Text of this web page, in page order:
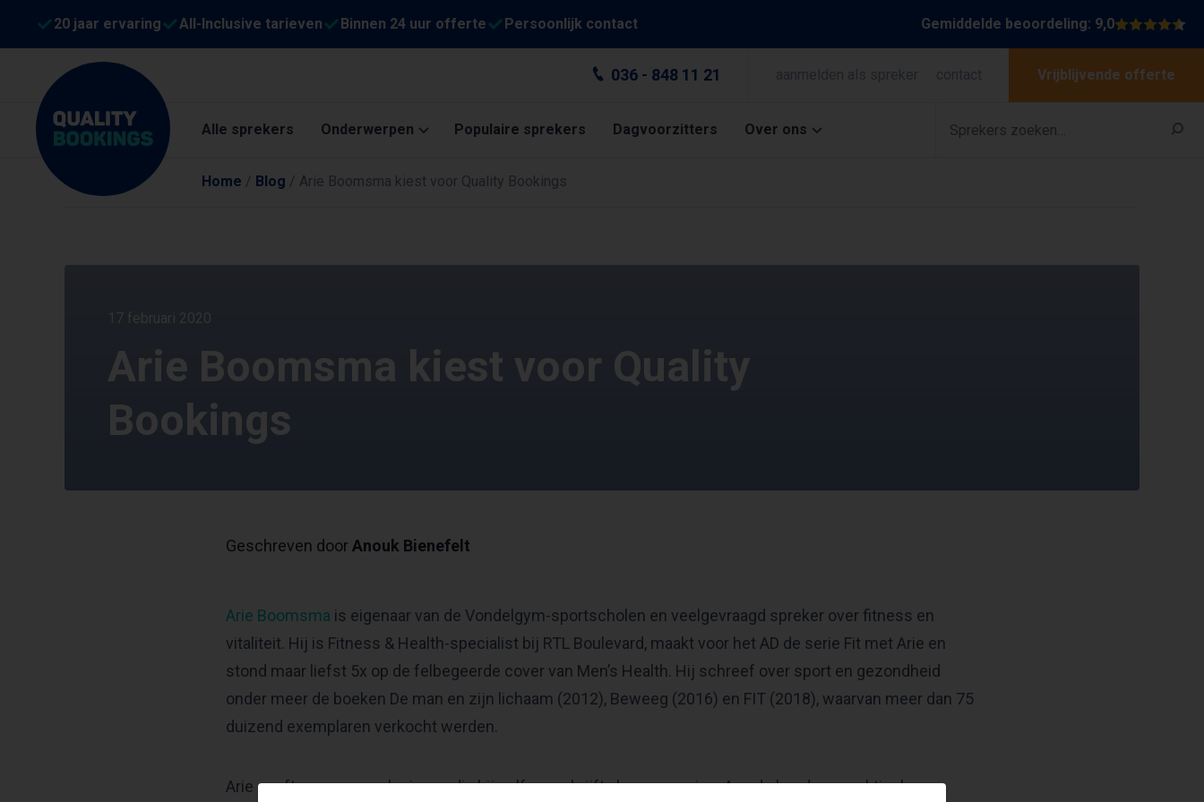
20 jaar ervaring All-Inclusive tarieven Binnen 24 uur offerte Persoonlijk contact Gemiddelde beoordeling: 9,0
036 - 848 11 21 Vrijblijvende offerte
Alle sprekers Onderwerpen Populaire sprekers Dagvoorzitters Over ons
Home / Blog / Arie Boomsma kiest voor Quality Bookings
17 februari 2020
Arie Boomsma kiest voor Quality
Bookings
Geschreven door Anouk Bienefelt
Arie Boomsma is eigenaar van de Vondelgym-sportscholen en veelgevraagd spreker over fitness en
vitaliteit. Hij is Fitness & Health-specialist bij RTL Boulevard, maakt voor het AD de serie Fit met Arie en
stond maar liefst 5x op de felbegeerde cover van Men’s Health. Hij schreef over sport en gezondheid
onder meer de boeken De man en zijn lichaam (2012), Beweeg (2016) en FIT (2018), waarvan meer dan 75
duizend exemplaren verkocht werden.
Arie geeft op aanvraag lezingen die hij zelf omschrijft als pepsessies. Aan de hand van praktische